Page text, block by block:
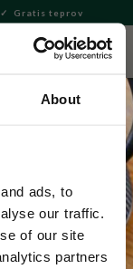
About
ads, to
our traffic.
of our site
partners
Gratis teprov